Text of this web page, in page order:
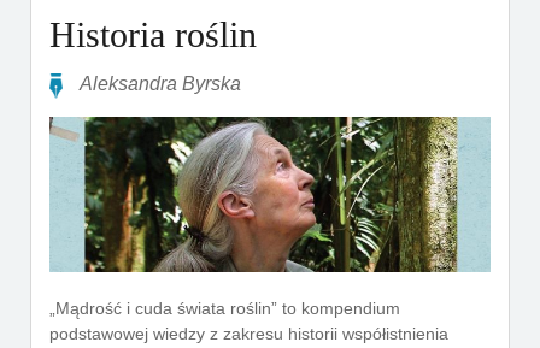
Historia roślin
Aleksandra Byrska
„Mądrość i cuda świata roślin” to kompendium
podstawowej wiedzy z zakresu historii współistnienia